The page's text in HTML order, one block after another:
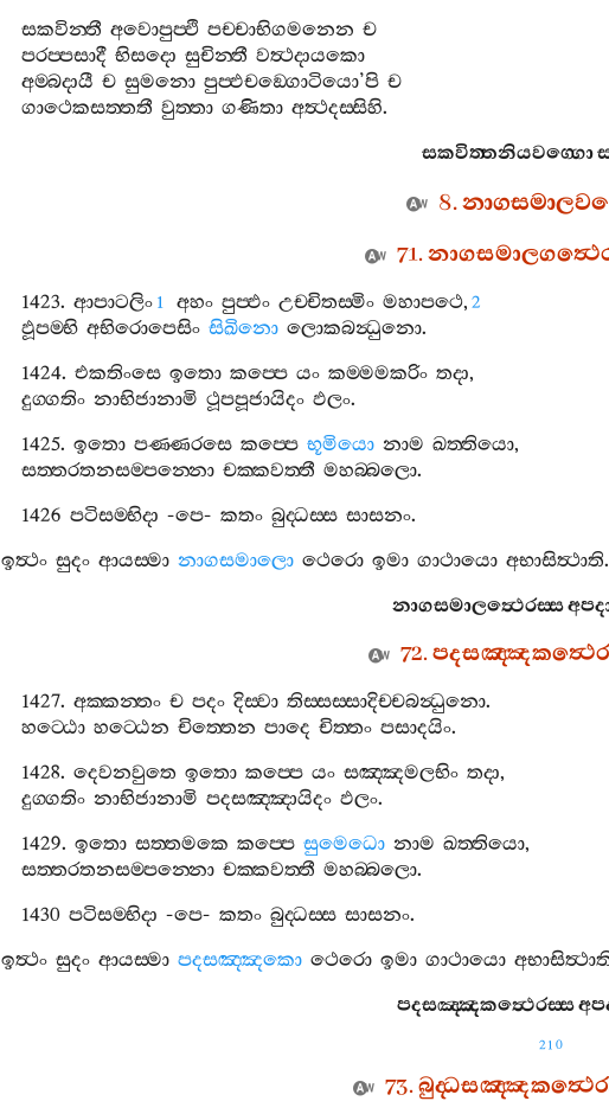
සකවින‍්තී අවොපුප‍්ඵි පච‍්චාභිගමනෙන ච
පරප‍්පසාදී භිසදො සුචින‍්තී වත්‍ථදායකො
අම‍්බදායී ච සුමනො පුප‍්ඵචඞ‍්ගොටියො’පි ච
ගාථෙකසත‍්තතී වුත‍්තා ගණිතා අත්‍ථදස‍්සිහි.
සකවිත‍්තනියවග‍්ගො
8.
71.
1423.ආපාටලිං 1 අහං පුප‍්ඵං උච‍්චිතස‍්මිං මහාපථෙ, 2
ඵූපම‍්භි අභිරොපෙසිං සිඛිනො ලොකබන්‍ධුනො.
1424.එකතිංසෙ ඉතො කප‍්පෙ යං කම‍්මමකරිං තදා,
දුග‍්ගතිං නාභිජානාමි ථූපපූජායිදං ඵලං.
1425.ඉතො පණ‍්ණරසෙ කප‍්පෙ භූමියො නාම ඛත‍්තියො,
සත‍්තරතනසම‍්පන‍්නො චක‍්කවත‍්තී මහබ‍්බලො.
1426පටිසම‍්භිදා -පෙ-කතං බුද‍්ධස‍්ස සාසනං.
ඉත්‍ථං සුදං ආයස‍්මා නාගසමාලො ථෙරො ඉමා ගාථායො අභාසිත්‍ථාති.
නාගසමාලත්‍ථෙරස‍්ස
72.
1427.අක‍්කන‍්තං ච පදං දිස‍්වා තිස‍්සස‍්සාදිච‍්චබන්‍ධුනො.
හට‍්ඨො හට‍්ඨෙන චිත‍්තෙන පාදෙ චිත‍්තං පසාදයිං.
1428.දෙවනවුතෙ ඉතො කප‍්පෙ යං සඤ‍්ඤමලභිං තදා,
දුග‍්ගතිං නාභිජානාමි පදසඤ‍්ඤායිදං ඵලං.
1429.ඉතො සත‍්තමකෙ කප‍්පෙ සුමෙධො නාම ඛත‍්තියො,
සත‍්තරතනසම‍්පන‍්නො චක‍්කවත‍්තී මහබ‍්බලො.
1430පටිසම‍්භිදා -පෙ-කතං බුද‍්ධස‍්ස සාසනං.
ඉත්‍ථං සුදං ආයස‍්මා පදසඤ‍්ඤකො ථෙරො ඉමා ගාථායො
පදසඤ‍්ඤකත්‍ථෙරස‍්ස
210
73.